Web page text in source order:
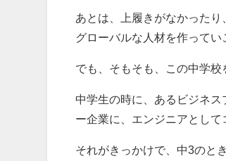
あとは、上履きがなかったり
グローバルな人材を作ってい
でも、そもそも、この中学校
中学生の時に、あるビジネ
ー企業に、エンジニアとして
それがきっかけで、中3のと